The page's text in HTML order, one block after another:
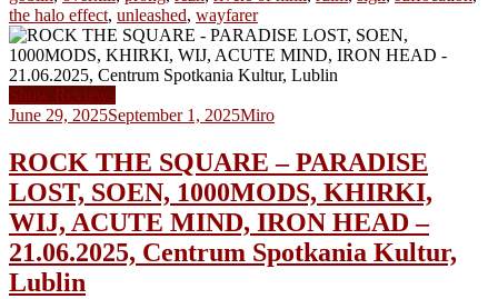
the halo effect, unleashed, wayfarer
Show Reviews
June 29, 2025September 1, 2025Miro
ROCK THE SQUARE – PARADISE
LOST, SOEN, 1000MODS, KHIRKI,
WIJ, ACUTE MIND, IRON HEAD –
21.06.2025, Centrum Spotkania Kultur,
Lublin